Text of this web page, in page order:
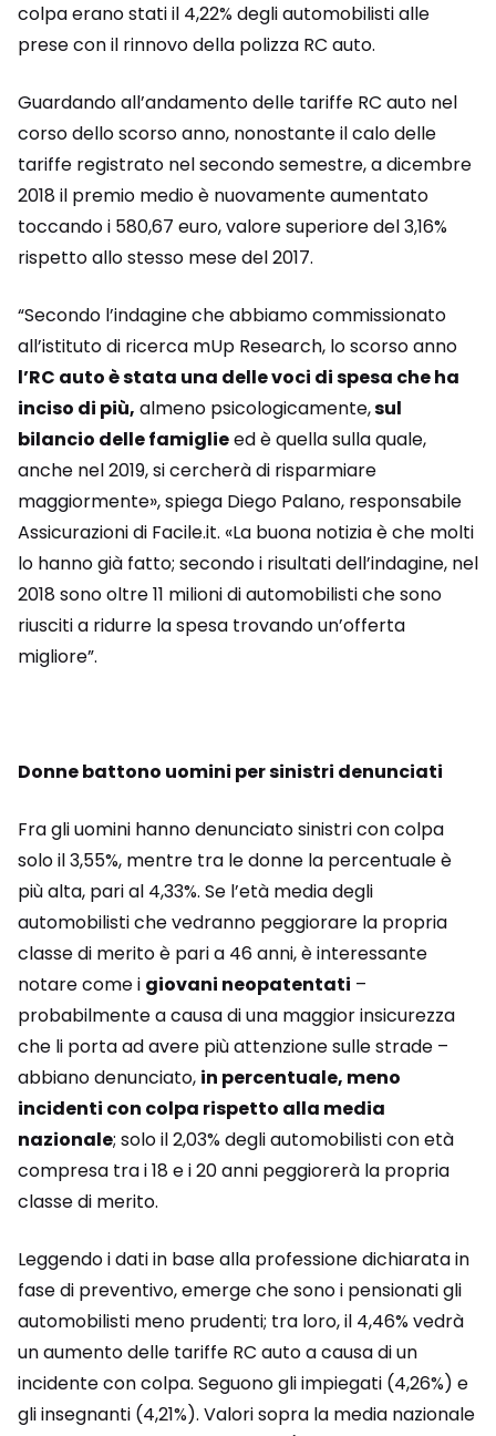
colpa erano stati il 4,22% degli automobilisti alle
prese con il rinnovo della polizza RC auto.
Guardando all’andamento delle tariffe RC auto nel
corso dello scorso anno, nonostante il calo delle
tariffe registrato nel secondo semestre, a dicembre
2018 il premio medio è nuovamente aumentato
toccando i 580,67 euro, valore superiore del 3,16%
rispetto allo stesso mese del 2017.
“Secondo l’indagine che abbiamo commissionato
all’istituto di ricerca mUp Research, lo scorso anno
l’RC auto è stata una delle voci di spesa che ha
inciso di più, almeno psicologicamente,sul
bilancio delle famiglieed è quella sulla quale,
anche nel 2019, si cercherà di risparmiare
maggiormente», spiega Diego Palano, responsabile
Assicurazioni di Facile.it. «La buona notizia è che molti
lo hanno già fatto; secondo i risultati dell’indagine, nel
2018 sono oltre 11 milioni di automobilisti che sono
riusciti a ridurre la spesa trovando un’offerta
migliore”.
Donne battono uomini per sinistri denunciati
Fra gli uomini hanno denunciato sinistri con colpa
solo il 3,55%, mentre tra le donne la percentuale è
più alta, pari al 4,33%. Se l’età media degli
automobilisti che vedranno peggiorare la propria
classe di merito è pari a 46 anni, è interessante
notare come i giovani neopatentati –
probabilmente a causa di una maggior insicurezza
che li porta ad avere più attenzione sulle strade –
abbiano denunciato, in percentuale, meno
incidenti con colpa rispetto alla media
nazionale; solo il 2,03% degli automobilisti con età
compresa tra i 18 e i 20 anni peggiorerà la propria
classe di merito.
Leggendo i dati in base alla professione dichiarata in
fase di preventivo, emerge che sono i pensionati gli
automobilisti meno prudenti; tra loro, il 4,46% vedrà
un aumento delle tariffe RC auto a causa di un
incidente con colpa. Seguono gli impiegati (4,26%) e
gli insegnanti (4,21%). Valori sopra la media nazionale